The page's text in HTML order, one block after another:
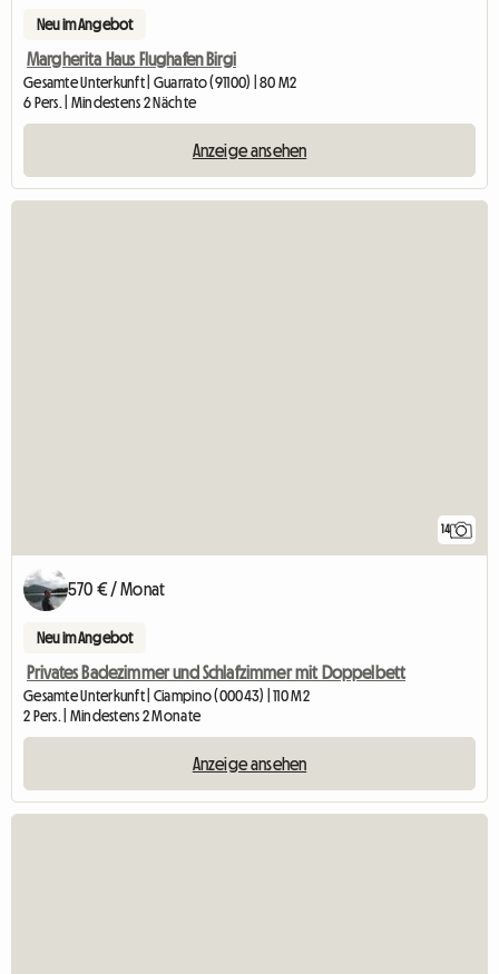
Neu im Angebot
Margherita Haus Flughafen Birgi
Gesamte Unterkunft | Guarrato (91100) | 80 M2
6 Pers. | Mindestens 2 Nächte
Anzeige ansehen
14
570 € / Monat
Neu im Angebot
Privates Badezimmer und Schlafzimmer mit Doppelbett
Gesamte Unterkunft | Ciampino (00043) | 110 M2
2 Pers. | Mindestens 2 Monate
Anzeige ansehen